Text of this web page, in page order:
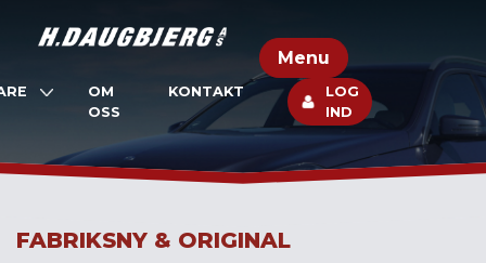
Menu
OM
OSS
KONTAKT
LOG
IND
FABRIKSNY & ORIGINAL